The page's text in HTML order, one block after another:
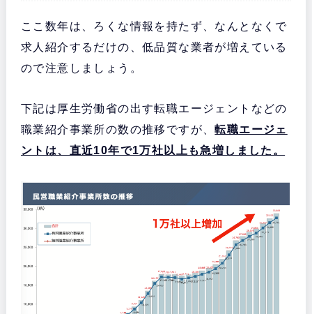
ここ数年は、ろくな情報を持たず、なんとなくで
求人紹介するだけの、低品質な業者が増えている
ので注意しましょう。
下記は厚生労働省の出す転職エージェントなどの
職業紹介事業所の数の推移ですが、転職エージェ
ントは、直近10年で1万社以上も急増しました。